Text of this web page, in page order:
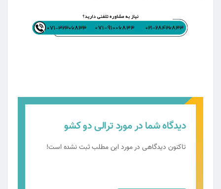
دیدگاه شما در مورد ترالی دو کشو
تاکنون دیدگاهی در مورد این مطلب ثبت نشده است!